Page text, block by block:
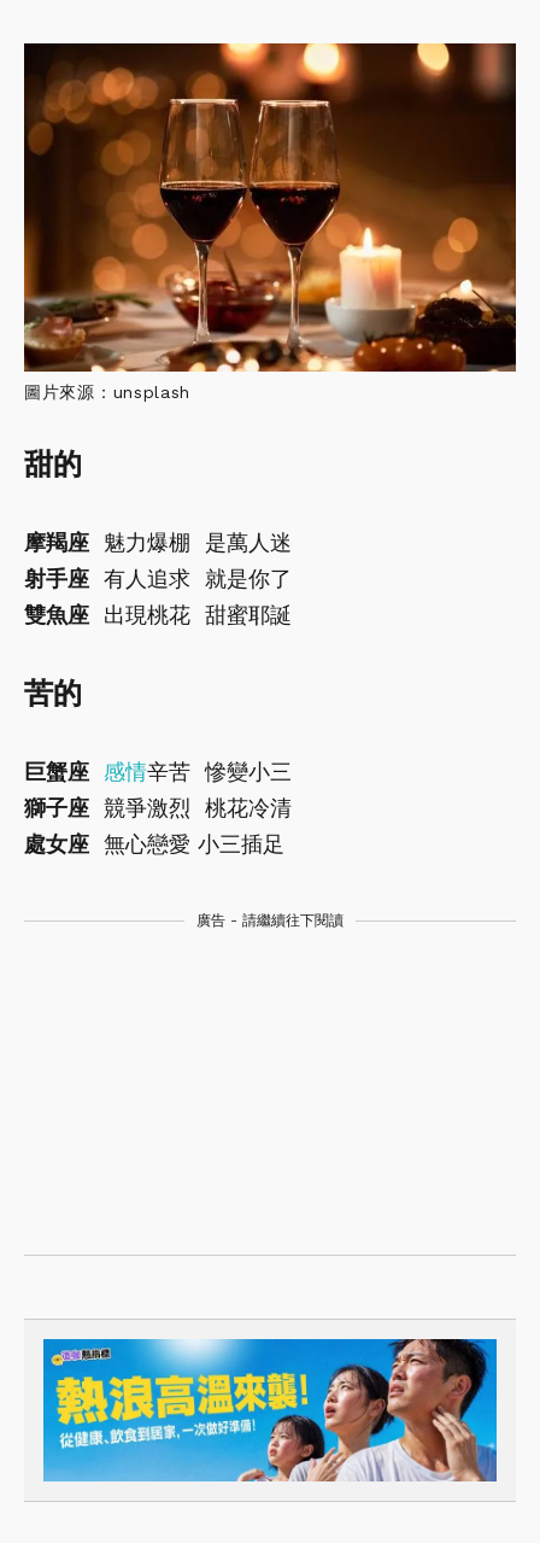
圖片來源：unsplash
甜的
摩羯座 魅力爆棚 是萬人迷
射手座 有人追求 就是你了
雙魚座 出現桃花 甜蜜耶誕
苦的
巨蟹座 感情辛苦 慘變小三
獅子座 競爭激烈 桃花冷清
處女座 無心戀愛 小三插足
廣告 - 請繼續往下閱讀